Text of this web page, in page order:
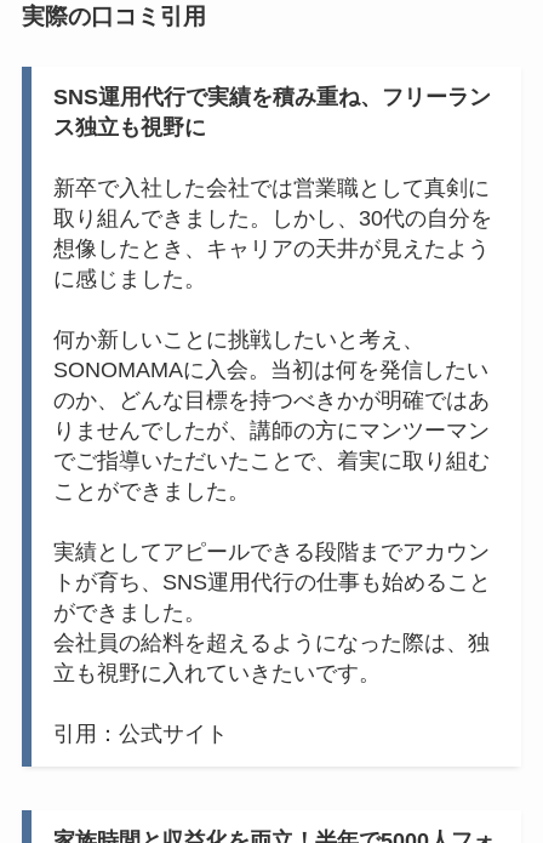
実際の口コミ引用
SNS運用代行で実績を積み重ね、フリーラン
ス独立も視野に
新卒で入社した会社では営業職として真剣に
取り組んできました。しかし、30代の自分を
想像したとき、キャリアの天井が見えたよう
に感じました。
何か新しいことに挑戦したいと考え、
SONOMAMAに入会。当初は何を発信したい
のか、どんな目標を持つべきかが明確ではあ
りませんでしたが、講師の方にマンツーマン
でご指導いただいたことで、着実に取り組む
ことができました。
実績としてアピールできる段階までアカウン
トが育ち、SNS運用代行の仕事も始めること
ができました。
会社員の給料を超えるようになった際は、独
立も視野に入れていきたいです。
引用：公式サイト